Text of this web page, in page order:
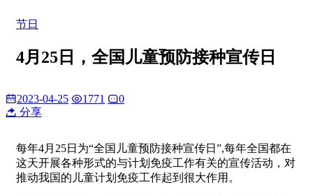
节日
4月25日，全国儿童预防接种宣传日
2023-04-25 1771
0
分享
每年4月25日为“全国儿童预防接种宣传日”,每年全国都在
这天开展各种形式的与计划免疫工作有关的宣传活动，对
推动我国的儿童计划免疫工作起到很大作用。